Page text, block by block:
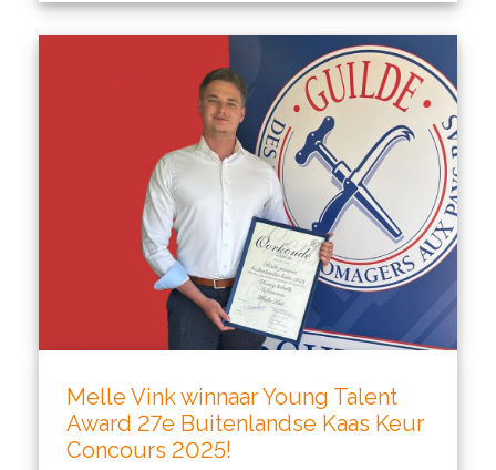
Melle Vink winnaar Young Talent
Award 27e Buitenlandse Kaas Keur
Concours 2025!